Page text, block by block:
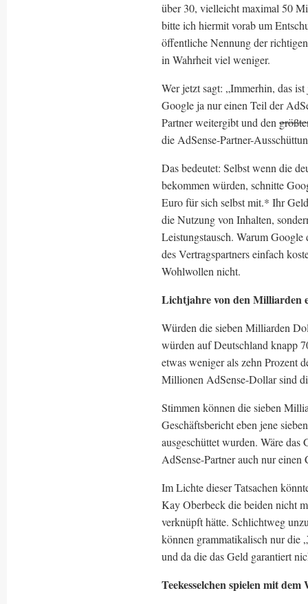
über 30, vielleicht maximal 50
bitte ich hiermit vorab um
öffentliche Nennung der
in Wahrheit viel weniger.
Wer jetzt sagt: „Immerhin, das
Google ja nur einen Teil der
Partner weitergibt und den
die AdSense-Partner-
Das bedeutet: Selbst wenn die
bekommen würden, schnitte
Euro für sich selbst mit.* Ihr
die Nutzung von Inhalten,
Leistungstausch. Warum Google
des Vertragspartners einfach
Wohlwollen nicht.
Lichtjahre von den Milliarden
Würden die sieben Milliarden
würden auf Deutschland knapp
etwas weniger als zehn Prozent
Millionen AdSense-Dollar sind
Stimmen können die sieben
Geschäftsbericht eben jene
ausgeschüttet wurden. Wäre das
AdSense-Partner auch nur
Im Lichte dieser Tatsachen
Kay Oberbeck die beiden nicht
verknüpft hätte. Schlichtweg
können grammatikalisch nur die
und da die das Geld garantiert
Teekesselchen spielen mit